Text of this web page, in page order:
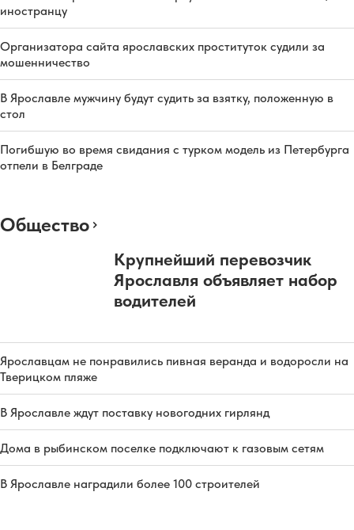
иностранцу
Организатора сайта ярославских проституток судили за
мошенничество
В Ярославле мужчину будут судить за взятку, положенную в
стол
Погибшую во время свидания с турком модель из Петербурга
отпели в Белграде
Общество
Крупнейший перевозчик
Ярославля объявляет набор
водителей
Ярославцам не понравились пивная веранда и водоросли на
Тверицком пляже
В Ярославле ждут поставку новогодних гирлянд
Дома в рыбинском поселке подключают к газовым сетям
В Ярославле наградили более 100 строителей